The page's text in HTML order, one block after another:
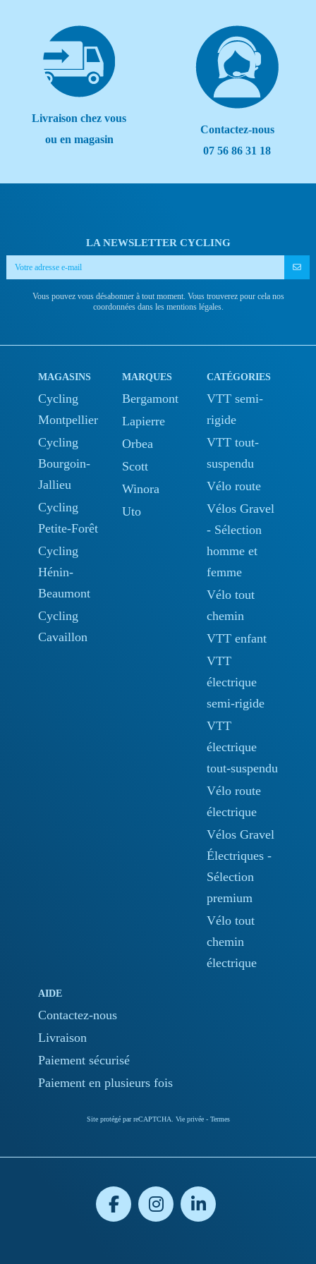
Livraison chez vous
ou en magasin
Contactez-nous
07 56 86 31 18
LA NEWSLETTER CYCLING
Vous pouvez vous désabonner à tout moment. Vous trouverez pour cela nos
coordonnées dans les mentions légales.
MAGASINS
Cycling
Montpellier
Cycling
Bourgoin-
Jallieu
Cycling
Petite-Forêt
Cycling
Hénin-
Beaumont
Cycling
Cavaillon
MARQUES
Bergamont
Lapierre
Orbea
Scott
Winora
Uto
CATÉGORIES
VTT semi-
rigide
VTT tout-
suspendu
Vélo route
Vélos Gravel
- Sélection
homme et
femme
Vélo tout
chemin
VTT enfant
VTT
électrique
semi-rigide
VTT
électrique
tout-suspendu
Vélo route
électrique
Vélos Gravel
Électriques -
Sélection
premium
Vélo tout
chemin
électrique
AIDE
Contactez-nous
Livraison
Paiement sécurisé
Paiement en plusieurs fois
Site protégé par reCAPTCHA. Vie privée- Termes